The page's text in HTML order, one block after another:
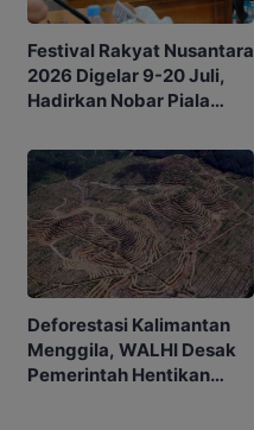
Festival Rakyat Nusantara
2026 Digelar 9-20 Juli,
Hadirkan Nobar Piala
UMKM
Deforestasi Kalimantan
Menggila, WALHI Desak
Pemerintah Hentikan